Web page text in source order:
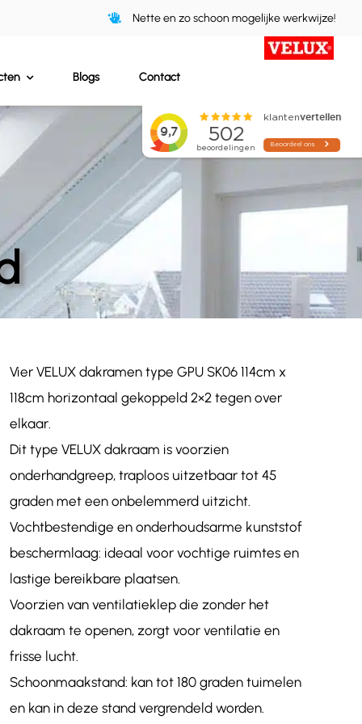
Nette en zo schoon mogelijke werkwijze!
Blogs Contact
Vier VELUX dakramen type GPU SK06 114cm x
118cm horizontaal gekoppeld 2×2 tegen over
elkaar.
Dit type VELUX dakraam is voorzien
onderhandgreep, traploos uitzetbaar tot 45
graden met een onbelemmerd uitzicht.
Vochtbestendige en onderhoudsarme kunststof
beschermlaag: ideaal voor vochtige ruimtes en
lastige bereikbare plaatsen.
Voorzien van ventilatieklep die zonder het
dakraam te openen, zorgt voor ventilatie en
frisse lucht.
Schoonmaakstand: kan tot 180 graden tuimelen
en kan in deze stand vergrendeld worden.